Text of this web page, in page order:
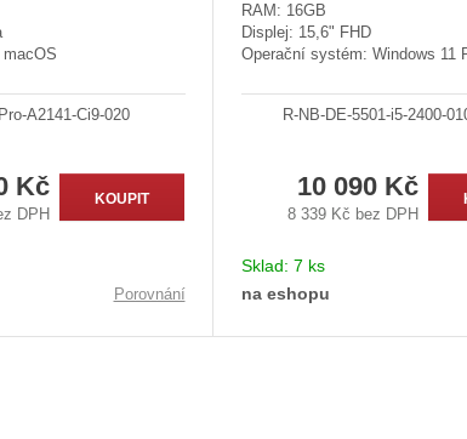
A2141-Ci9-020
Kč
DPH
KOUPIT
Porovnání
RAM: 16GB
Displej: 15,6" FHD
Operační systém: Windows 11
R-NB-DE-5501-i5-2400-
10 090 Kč
8 339 Kč bez DPH
Sklad: 7 ks
na eshopu